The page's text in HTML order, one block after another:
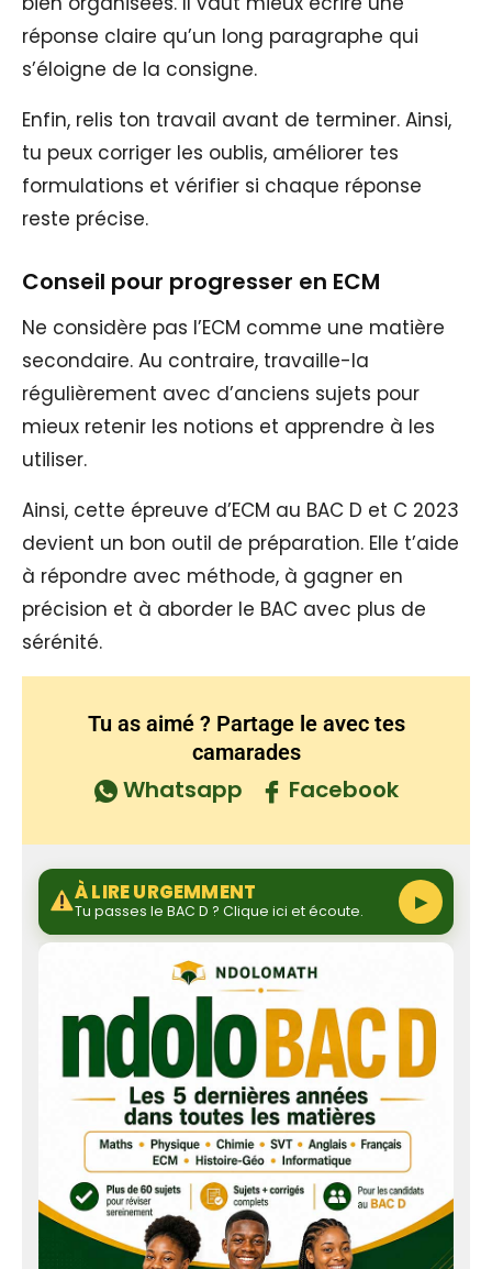
réponse claire qu’un long paragraphe qui
s’éloigne de la consigne.
Enfin, relis ton travail avant de terminer. Ainsi,
tu peux corriger les oublis, améliorer tes
formulations et vérifier si chaque réponse
reste précise.
Conseil pour progresser en ECM
Ne considère pas l’ECM comme une matière
secondaire. Au contraire, travaille-la
régulièrement avec d’anciens sujets pour
mieux retenir les notions et apprendre à les
utiliser.
Ainsi, cette épreuve d’ECM au BAC D et C 2023
devient un bon outil de préparation. Elle t’aide
à répondre avec méthode, à gagner en
précision et à aborder le BAC avec plus de
sérénité.
Tu as aimé ? Partage le avec tes
camarades
Whatsapp Facebook
À LIRE URGEMMENT
Tu passes le BAC D ? Clique ici et écoute. ▶